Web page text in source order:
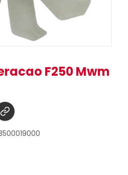
F250 Mwm